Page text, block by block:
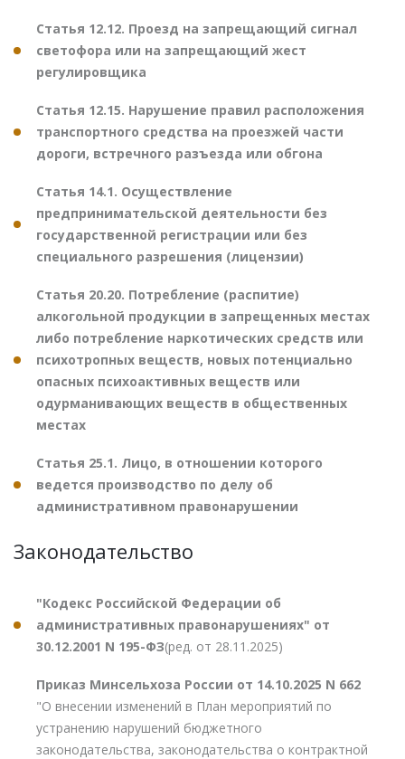
Статья 12.12. Проезд на запрещающий сигнал
светофора или на запрещающий жест
регулировщика
Статья 12.15. Нарушение правил расположения
транспортного средства на проезжей части
дороги, встречного разъезда или обгона
Статья 14.1. Осуществление
предпринимательской деятельности без
государственной регистрации или без
специального разрешения (лицензии)
Статья 20.20. Потребление (распитие)
алкогольной продукции в запрещенных местах
либо потребление наркотических средств или
психотропных веществ, новых потенциально
опасных психоактивных веществ или
одурманивающих веществ в общественных
местах
Статья 25.1. Лицо, в отношении которого
ведется производство по делу об
административном правонарушении
Законодательство
"Кодекс Российской Федерации об
административных правонарушениях" от
30.12.2001 N 195-ФЗ(ред. от 28.11.2025)
Приказ Минсельхоза России от 14.10.2025 N 662
"О внесении изменений в План мероприятий по
устранению нарушений бюджетного
законодательства, законодательства о контрактной